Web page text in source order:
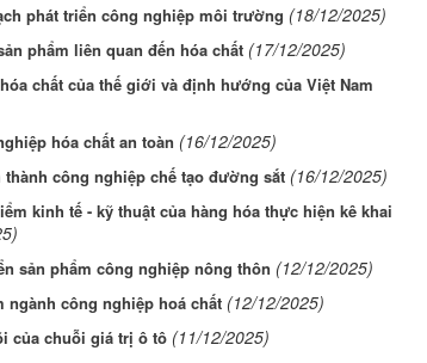
phát triển công nghiệp môi trường (18/12/2025)
phẩm liên quan đến hóa chất (17/12/2025)
chất của thế giới và định hướng của Việt Nam
hóa chất an toàn (16/12/2025)
công nghiệp chế tạo đường sắt (16/12/2025)
kinh tế - kỹ thuật của hàng hóa thực hiện kê khai
sản phẩm công nghiệp nông thôn (12/12/2025)
ngành công nghiệp hoá chất (12/12/2025)
của chuỗi giá trị ô tô (11/12/2025)